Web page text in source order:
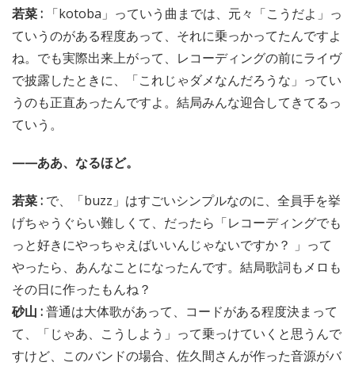
若菜 : 「kotoba」っていう曲までは、元々「こうだよ」っ
ていうのがある程度あって、それに乗っかってたんですよ
ね。でも実際出来上がって、レコーディングの前にライヴ
で披露したときに、「これじゃダメなんだろうな」ってい
うのも正直あったんですよ。結局みんな迎合してきてるっ
ていう。
——ああ、なるほど。
若菜 : で、「buzz」はすごいシンプルなのに、全員手を挙
げちゃうぐらい難しくて、だったら「レコーディングでも
っと好きにやっちゃえばいいんじゃないですか？ 」って
やったら、あんなことになったんです。結局歌詞もメロも
その日に作ったもんね？
砂山 :普通は大体歌があって、コードがある程度決まって
て、「じゃあ、こうしよう」って乗っけていくと思うんで
すけど、このバンドの場合、佐久間さんが作った音源がバ